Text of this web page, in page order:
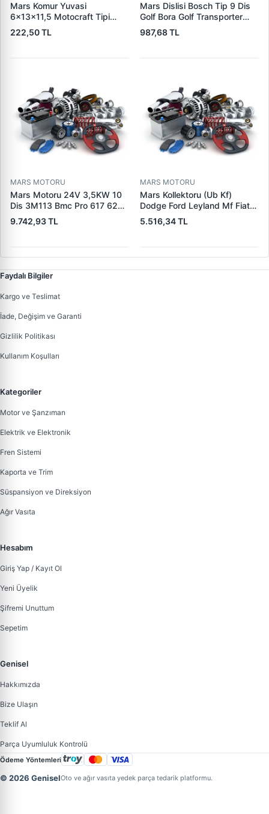
Mars Komur Yuvasi
6×13×11,5 Motocraft Tipi
Ford Ranger Focus Fiesta
Connect (FO0731
5L8Z11000AC) | PARS PRS-
222,50 TL
Mars Dislisi Bosch Tip 9 Dis
Golf Bora Golf Transporter
Seat Skoda (15713) | ZEN
1480 | OEM 1011480
987,68 TL
MARS MOTORU
Mars Motoru 24V 3,5KW 10
Dis 3M113 Bmc Pro 617 620
(619 240 36 619 240 46
Yerine) | LUCAS 619 241 46
9.742,93 TL
MARS MOTORU
Mars Kollektoru (Ub Kf)
Dodge Ford Leyland Mf Fiat
Trans | MAKO 72313941 |
OEM 72313941
5.516,34 TL
Faydalı Bilgiler
Kargo ve Teslimat
İade, Değişim ve Garanti
Gizlilik Politikası
Kullanım Koşulları
Kategoriler
Motor ve Şanzıman
Elektrik ve Elektronik
Fren Sistemi
Kaporta ve Trim
Süspansiyon ve Direksiyon
Ağır Vasıta
Hesabım
Giriş Yap / Kayıt Ol
Yeni Üyelik
Şifremi Unuttum
Sepetim
Genisel
Hakkımızda
Bize Ulaşın
Teklif Al
Parça Uyumluluk Kontrolü
Ödeme Yöntemleri
© 2026 GeniselOto ve ağır vasıta yedek parça tedarik platformu.